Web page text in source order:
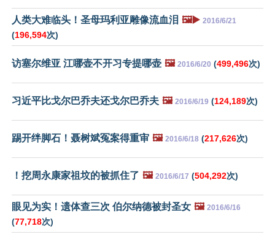
人类大难临头！圣母玛利亚雕像流血泪 🖼️▶️ 2016/6/21
(196,594次)
访塞尔维亚 江哪壶不开习专提哪壶 🖼️ 2016/6/20 (499,496次)
习近平比戈尔巴乔夫还戈尔巴乔夫 🖼️ 2016/6/19 (124,189次)
踢开绊脚石！聂树斌冤案得重审 🖼️ 2016/6/18 (217,626次)
！挖周永康家祖坟的被抓住了 🖼️ 2016/6/17 (504,292次)
眼见为实！遗体查三次 伯尔纳德被封圣女 🖼️ 2016/6/16
(77,718次)